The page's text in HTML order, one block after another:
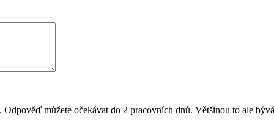
můžete očekávat do 2 pracovních dnů. Většinou to ale